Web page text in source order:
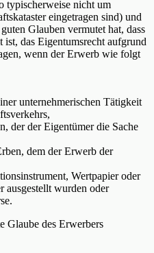
typischerweise nicht um
eingetragen sind) und
Glauben vermutet hat, dass
ist, das Eigentumsrecht aufgrund
wenn der Erwerb wie folgt
unternehmerischen Tätigkeit
der der Eigentümer die Sache
dem der Erwerb der
Wertpapier oder
ausgestellt wurden oder
Glaube des Erwerbers